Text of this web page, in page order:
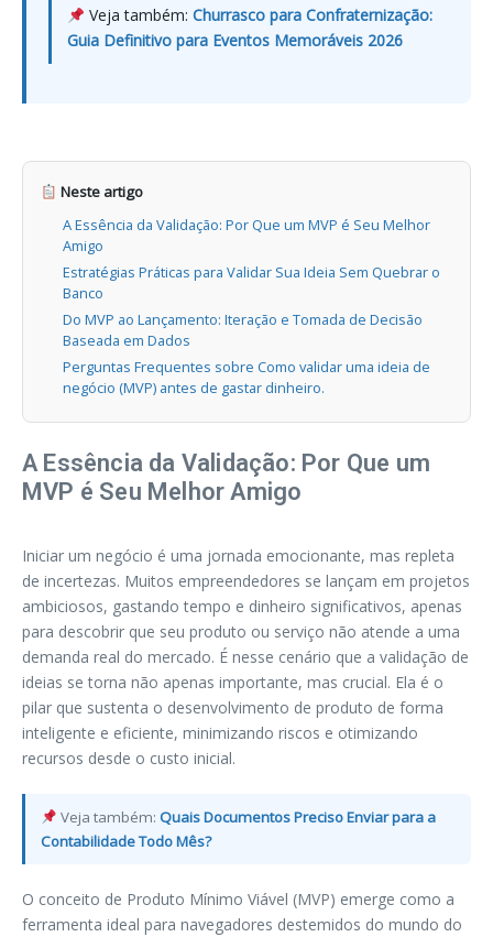
Veja também: Churrasco para Confraternização:
Guia Definitivo para Eventos Memoráveis 2026
Neste artigo
A Essência da Validação: Por Que um MVP é Seu Melhor
Amigo
Estratégias Práticas para Validar Sua Ideia Sem Quebrar o
Banco
Do MVP ao Lançamento: Iteração e Tomada de Decisão
Baseada em Dados
Perguntas Frequentes sobre Como validar uma ideia de
negócio (MVP) antes de gastar dinheiro.
A Essência da Validação: Por Que um
MVP é Seu Melhor Amigo
Iniciar um negócio é uma jornada emocionante, mas repleta
de incertezas. Muitos empreendedores se lançam em projetos
ambiciosos, gastando tempo e dinheiro significativos, apenas
para descobrir que seu produto ou serviço não atende a uma
demanda real do mercado. É nesse cenário que a validação de
ideias se torna não apenas importante, mas crucial. Ela é o
pilar que sustenta o desenvolvimento de produto de forma
inteligente e eficiente, minimizando riscos e otimizando
recursos desde o custo inicial.
Veja também:Quais Documentos Preciso Enviar para a
Contabilidade Todo Mês?
O conceito de Produto Mínimo Viável (MVP) emerge como a
ferramenta ideal para navegadores destemidos do mundo do